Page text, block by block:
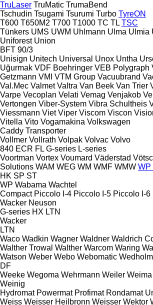
TruLaser TruMatic TrumaBend
Tschudin Tsugami Tsurumi Turbo TyreON
T600 T650M2 T700 T1000 TC TL TSC
Tünkers UMS UWM Uhlmann Ulma Ulmia
Uniforest Union
BFT 90/3
Unisign Unitech Universal Unox Untha
Uğurmak VDF Boehringer VEB Polygraph
Getzmann VMI VTM Group Vacuubrand
Val.Mec Valmet Valtra Van Beek Van Trier
Varpe Vecoplan Velati Vemag Venjakob
Vertongen Viber-System Vibra Schultheis
Viessmann Viet Viper Viscom Viscon
Vitella Vito Vogamakina Volkswagen
Caddy Transporter
Vollmer Vollrath Volpak Volvac Volvo
840 ECR FL G-series L-series
Voortman Vortex Voumard Väderstad
Solutions WAM WEG WM WMF WMW WP
HK SP ST
WP Wabama Wachtel
Compact Piccolo I-4 Piccolo I-5 Piccolo I-6
Wacker Neuson
G-series HX LTN
Wacker
LTN
Waco Wadkin Wagner Waldner Waldrich
Walther Trowal Walther Warcom Waring
Watson Weber Webo Webomatic
DF
Weeke Wegoma Wehrmann Weiler Weima
Weinig
Hydromat Powermat Profimat Rondamat
Weiss Weisser Heilbronn Weisser Wektor